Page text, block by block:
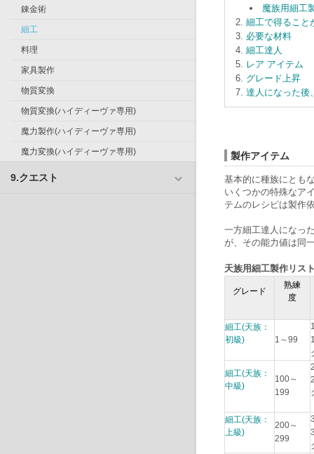
錬金術
細工
料理
家具製作
物質変換
物質変換(ハイディーヴァ専用)
魔力製作(ハイディーヴァ専用)
魔力変換(ハイディーヴァ専用)
9.クエスト
魔族用細工
細工で得ること
必要な材料
細工達人
レア アイテム
グレード上昇
達人になった後
製作アイテム
基本的に種族にとも
いくつかの特殊なア
テムのレシピは製作
一方細工達人になっ
が、その能力値は同
天族用細工製作リス
グレード
熟練
度
細工(天族：
初級)
1～99
細工(天族：
中級)
100～
199
細工(天族：
上級)
200～
299